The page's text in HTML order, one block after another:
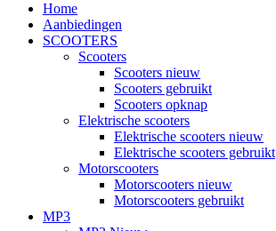
Home
Aanbiedingen
SCOOTERS
Scooters
Scooters nieuw
Scooters gebruikt
Scooters opknap
Elektrische scooters
Elektrische scooters nieuw
Elektrische scooters gebruikt
Motorscooters
Motorscooters nieuw
Motorscooters gebruikt
MP3